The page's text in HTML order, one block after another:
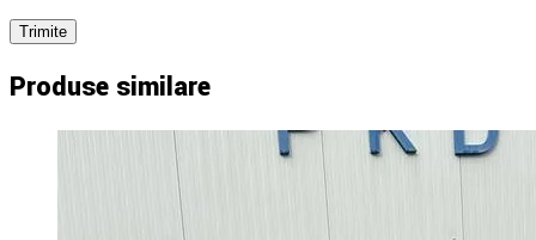
Produse similare